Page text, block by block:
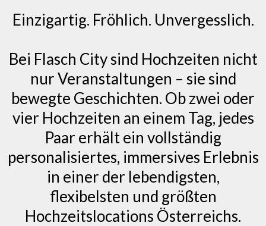
Einzigartig. Fröhlich. Unvergesslich.
Bei Flasch City sind Hochzeiten nicht
nur Veranstaltungen – sie sind
bewegte Geschichten. Ob zwei oder
vier Hochzeiten an einem Tag, jedes
Paar erhält ein vollständig
personalisiertes, immersives Erlebnis
in einer der lebendigsten,
flexibelsten und größten
Hochzeitslocations Österreichs.